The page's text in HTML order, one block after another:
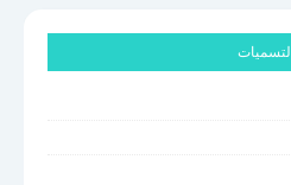
التسميات